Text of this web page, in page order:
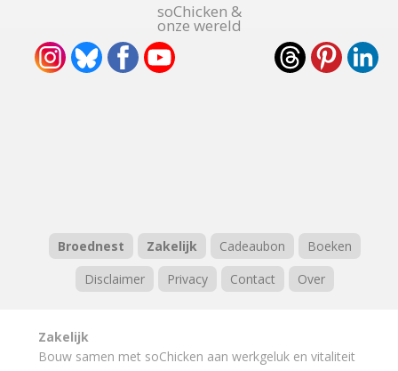
soChicken &
onze wereld
Broednest Zakelijk Cadeaubon
Boeken
Disclaimer
Privacy Contact Over
Zakelijk
Bouw samen met soChicken aan werkgeluk en vitaliteit